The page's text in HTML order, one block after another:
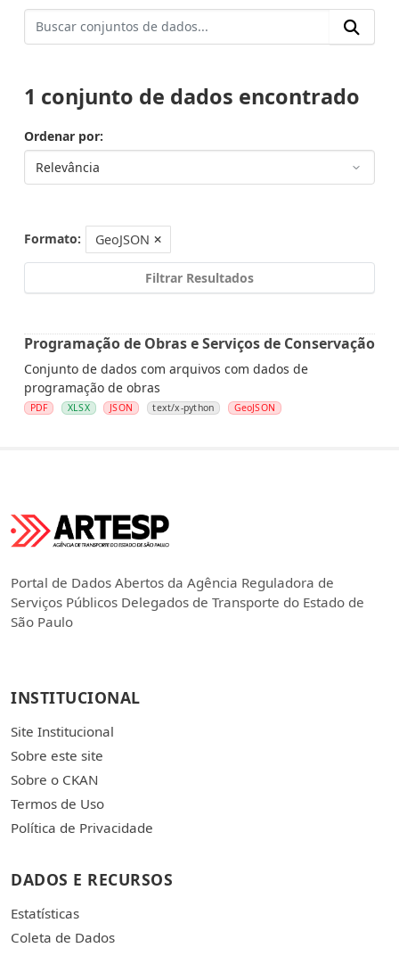
1 conjunto de dados encontrado
Ordenar por
Formato: GeoJSON
Filtrar Resultados
Programação de Obras e Serviços de Conservação
Conjunto de dados com arquivos com dados de
programação de obras
PDF XLSX JSON text/x-python GeoJSON
Portal de Dados Abertos da Agência Reguladora de
Serviços Públicos Delegados de Transporte do Estado de
São Paulo
INSTITUCIONAL
Site Institucional
Sobre este site
Sobre o CKAN
Termos de Uso
Política de Privacidade
DADOS E RECURSOS
Estatísticas
Coleta de Dados